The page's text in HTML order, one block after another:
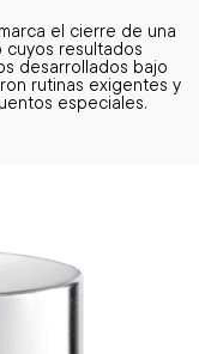
el cierre de una
cuyos resultados
desarrollados bajo
rutinas exigentes y
especiales.